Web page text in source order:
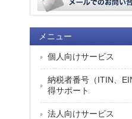
メニュー
個人向けサービス
納税者番号（ITIN、
得サポート
法人向けサービス